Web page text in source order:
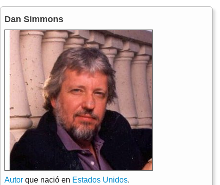
Dan Simmons
Autor que nació en Estados Unidos.